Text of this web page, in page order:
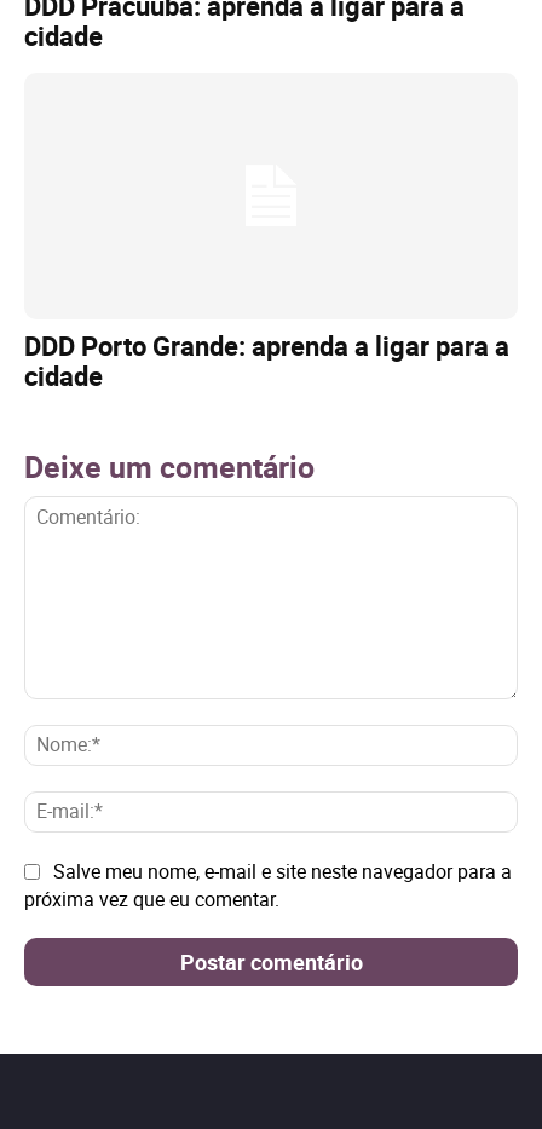
cidade
DDD Porto Grande: aprenda a ligar para a
cidade
Deixe um comentário
E-
Site: Salve meu nome, e-mail e site neste navegador para a
próxima vez que eu comentar.